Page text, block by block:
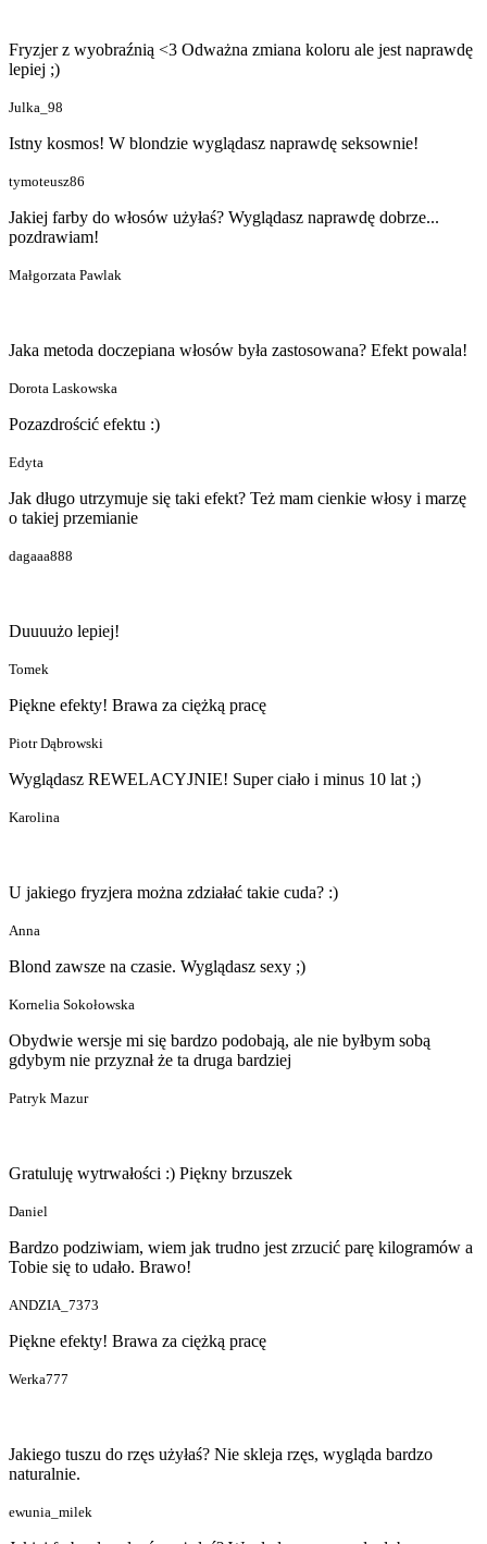
Fryzjer z wyobraźnią <3 Odważna zmiana koloru ale jest naprawdę
lepiej ;)
Julka_98
Istny kosmos! W blondzie wyglądasz naprawdę seksownie!
tymoteusz86
Jakiej farby do włosów użyłaś? Wyglądasz naprawdę dobrze...
pozdrawiam!
Małgorzata Pawlak
Jaka metoda doczepiana włosów była zastosowana? Efekt powala!
Dorota Laskowska
Pozazdrościć efektu :)
Edyta
Jak długo utrzymuje się taki efekt? Też mam cienkie włosy i marzę
o takiej przemianie
dagaaa888
Duuuużo lepiej!
Tomek
Piękne efekty! Brawa za ciężką pracę
Piotr Dąbrowski
Wyglądasz REWELACYJNIE! Super ciało i minus 10 lat ;)
Karolina
U jakiego fryzjera można zdziałać takie cuda? :)
Anna
Blond zawsze na czasie. Wyglądasz sexy ;)
Kornelia Sokołowska
Obydwie wersje mi się bardzo podobają, ale nie byłbym sobą
gdybym nie przyznał że ta druga bardziej
Patryk Mazur
Gratuluję wytrwałości :) Piękny brzuszek
Daniel
Bardzo podziwiam, wiem jak trudno jest zrzucić parę kilogramów a
Tobie się to udało. Brawo!
ANDZIA_7373
Piękne efekty! Brawa za ciężką pracę
Werka777
Jakiego tuszu do rzęs użyłaś? Nie skleja rzęs, wygląda bardzo
naturalnie.
ewunia_milek